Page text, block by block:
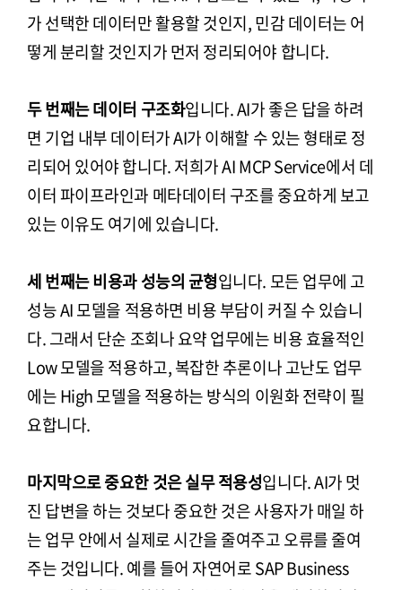
가 선택한 데이터만 활용할 것인지, 민감 데이터는 어
떻게 분리할 것인지가 먼저 정리되어야 합니다.
두 번째는 데이터 구조화입니다. AI가 좋은 답을 하려
면 기업 내부 데이터가 AI가 이해할 수 있는 형태로 정
리되어 있어야 합니다. 저희가 AI MCP Service에서 데
이터 파이프라인과 메타데이터 구조를 중요하게 보고
있는 이유도 여기에 있습니다.
세 번째는 비용과 성능의 균형입니다. 모든 업무에 고
성능 AI 모델을 적용하면 비용 부담이 커질 수 있습니
다. 그래서 단순 조회나 요약 업무에는 비용 효율적인
Low 모델을 적용하고, 복잡한 추론이나 고난도 업무
에는 High 모델을 적용하는 방식의 이원화 전략이 필
요합니다.
마지막으로 중요한 것은 실무 적용성입니다. AI가 멋
진 답변을 하는 것보다 중요한 것은 사용자가 매일 하
는 업무 안에서 실제로 시간을 줄여주고 오류를 줄여
주는 것입니다. 예를 들어 자연어로 SAP Business